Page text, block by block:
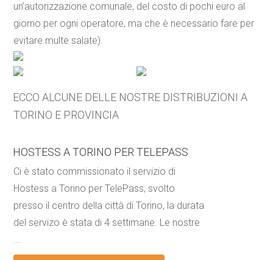
un’autorizzazione comunale, del costo di pochi euro al
giorno per ogni operatore, ma che è necessario fare per
evitare multe salate).
ECCO ALCUNE DELLE NOSTRE DISTRIBUZIONI A
TORINO E PROVINCIA
HOSTESS A TORINO PER TELEPASS
Ci è stato commissionato il servizio di
Hostess a Torino per TelePass, svolto
presso il centro della città di Torino, la durata
del servizo è stata di 4 settimane. Le nostre
...